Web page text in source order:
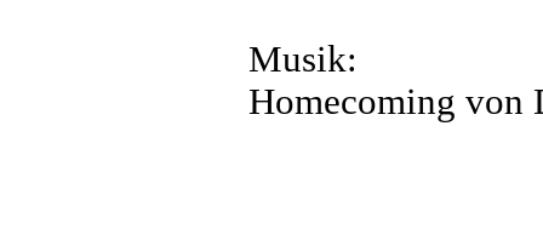
Musik:
Homecoming von